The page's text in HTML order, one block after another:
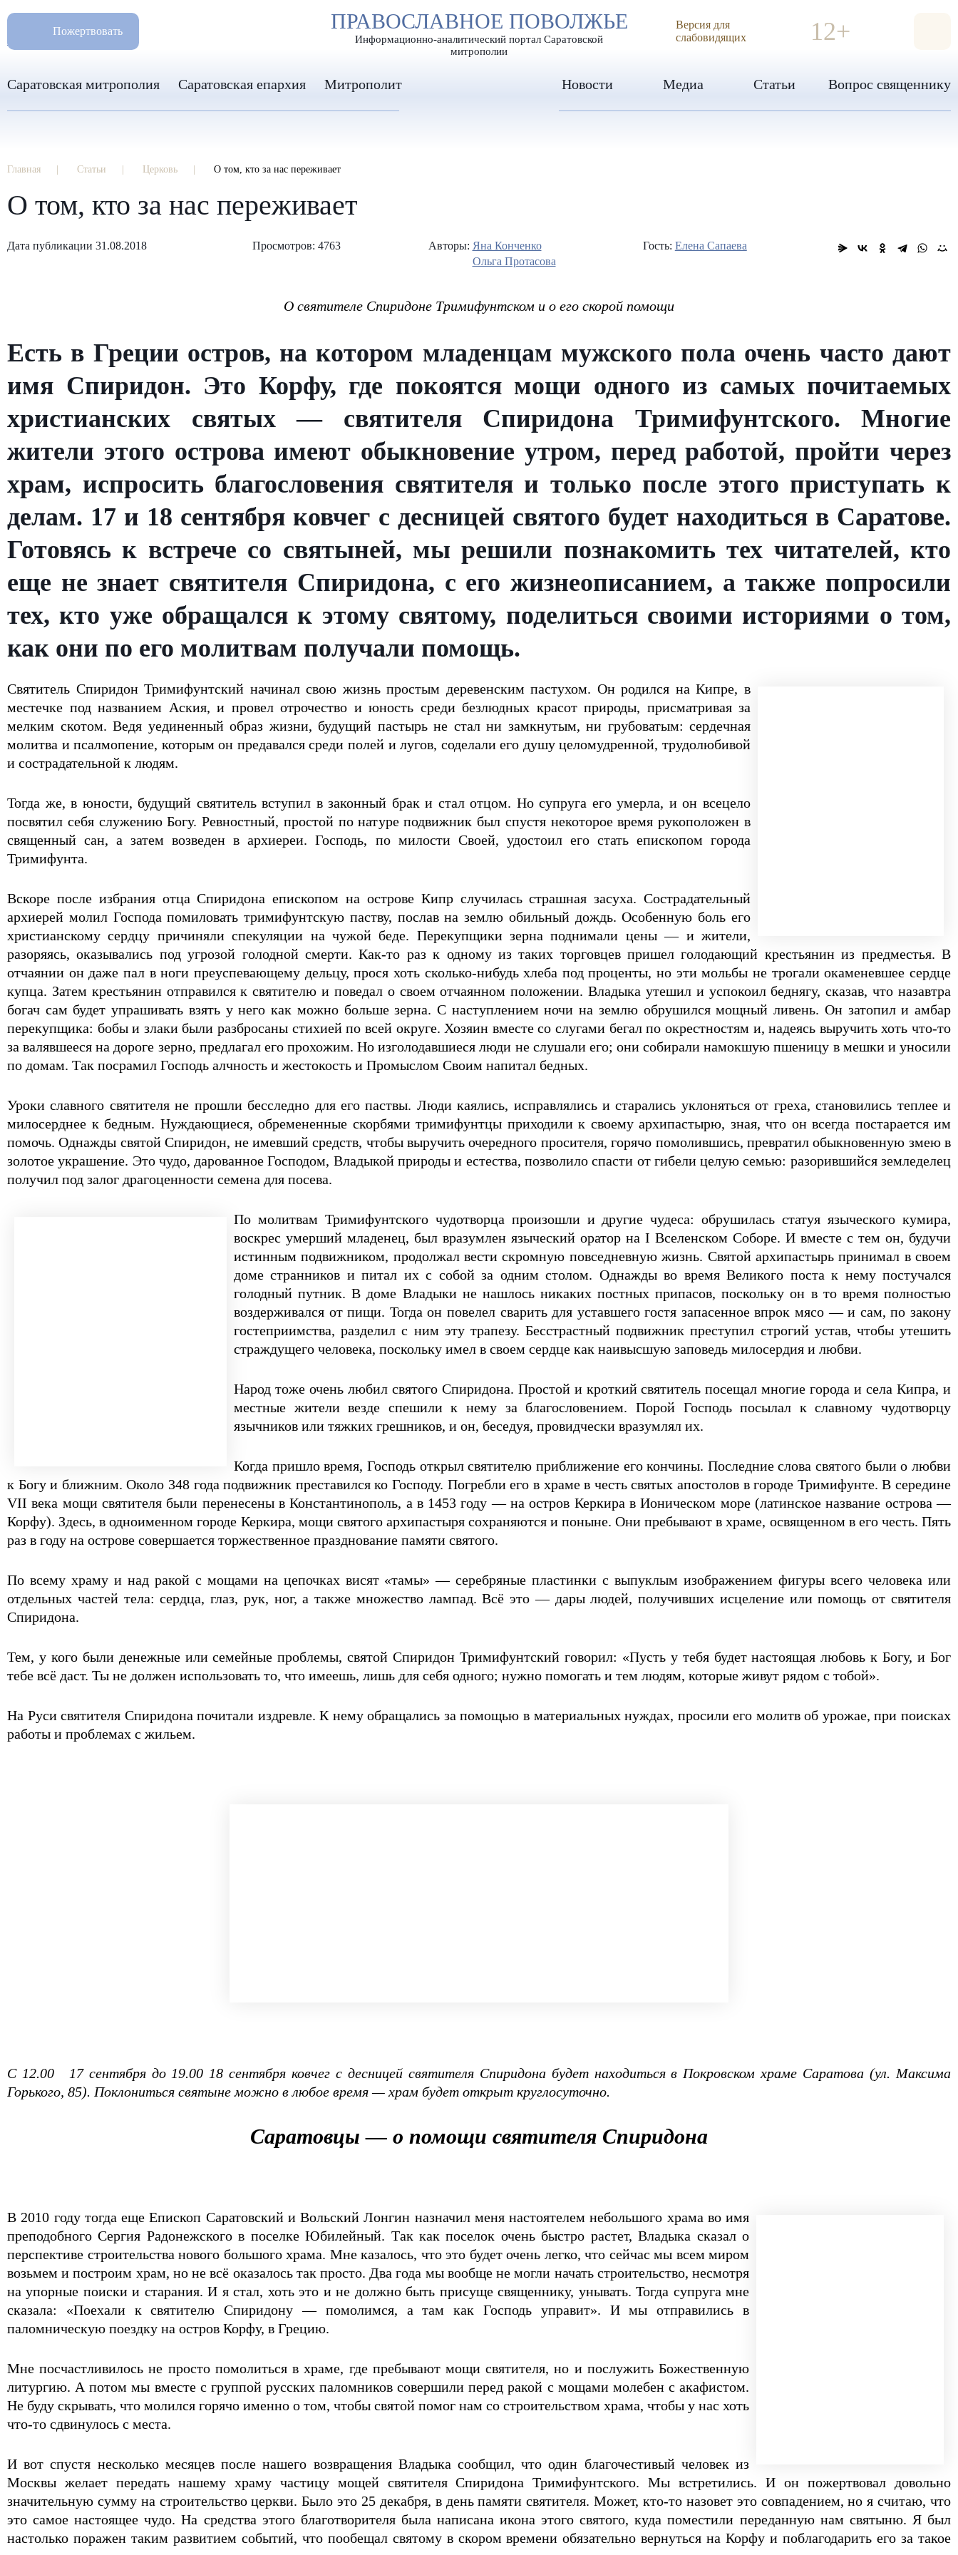
РАЗМЕР ШРИФТА А А А ИЗОБРАЖЕНИЯ
ПРАВОСЛАВНОЕ ПОВОЛЖЬЕ
Информационно-аналитический портал Саратовской
митрополии
Пожертвовать
8 960 346 31 04
info-sar@mail.ru
Версия для
слабовидящих
12+
Саратовская митрополия Саратовская епархия Митрополит Новости Медиа Статьи Вопрос священнику
Главная Статьи Церковь О том, кто за нас переживает
О том, кто за нас переживает
Дата публикации 31.08.2018 Просмотров: 4763 Авторы: Яна Конченко
Ольга Протасова
Гость: Елена Сапаева
О святителе Спиридоне Тримифунтском и о его скорой помощи
Есть в Греции остров, на котором младенцам мужского пола очень часто дают
имя Спиридон. Это Корфу, где покоятся мощи одного из самых почитаемых
христианских святых — святителя Спиридона Тримифунтского. Многие
жители этого острова имеют обыкновение утром, перед работой, пройти через
храм, испросить благословения святителя и только после этого приступать к
делам. 17 и 18 сентября ковчег с десницей святого будет находиться в Саратове.
Готовясь к встрече со святыней, мы решили познакомить тех читателей, кто
еще не знает святителя Спиридона, с его жизнеописанием, а также попросили
тех, кто уже обращался к этому святому, поделиться своими историями о том,
как они по его молитвам получали помощь.
Святитель Спиридон Тримифунтский начинал свою жизнь простым деревенским пастухом. Он родился на Кипре, в
местечке под названием Аския, и провел отрочество и юность среди безлюдных красот природы, присматривая за
мелким скотом. Ведя уединенный образ жизни, будущий пастырь не стал ни замкнутым, ни грубоватым: сердечная
молитва и псалмопение, которым он предавался среди полей и лугов, соделали его душу целомудренной, трудолюбивой
и сострадательной к людям.
Тогда же, в юности, будущий святитель вступил в законный брак и стал отцом. Но супруга его умерла, и он всецело
посвятил себя служению Богу. Ревностный, простой по натуре подвижник был спустя некоторое время рукоположен в
священный сан, а затем возведен в архиереи. Господь, по милости Своей, удостоил его стать епископом города
Тримифунта.
Вскоре после избрания отца Спиридона епископом на острове Кипр случилась страшная засуха. Сострадательный
архиерей молил Господа помиловать тримифунтскую паству, послав на землю обильный дождь. Особенную боль его
христианскому сердцу причиняли спекуляции на чужой беде. Перекупщики зерна поднимали цены — и жители,
разоряясь, оказывались под угрозой голодной смерти. Как-то раз к одному из таких торговцев пришел голодающий крестьянин из предместья. В
отчаянии он даже пал в ноги преуспевающему дельцу, прося хоть сколько-нибудь хлеба под проценты, но эти мольбы не трогали окаменевшее сердце
купца. Затем крестьянин отправился к святителю и поведал о своем отчаянном положении. Владыка утешил и успокоил беднягу, сказав, что назавтра
богач сам будет упрашивать взять у него как можно больше зерна. С наступлением ночи на землю обрушился мощный ливень. Он затопил и амбар
перекупщика: бобы и злаки были разбросаны стихией по всей округе. Хозяин вместе со слугами бегал по окрестностям и, надеясь выручить хоть что-то
за валявшееся на дороге зерно, предлагал его прохожим. Но изголодавшиеся люди не слушали его; они собирали намокшую пшеницу в мешки и уносили
по домам. Так посрамил Господь алчность и жестокость и Промыслом Своим напитал бедных.
Уроки славного святителя не прошли бесследно для его паствы. Люди каялись, исправлялись и старались уклоняться от греха, становились теплее и
милосерднее к бедным. Нуждающиеся, обремененные скорбями тримифунтцы приходили к своему архипастырю, зная, что он всегда постарается им
помочь. Однажды святой Спиридон, не имевший средств, чтобы выручить очередного просителя, горячо помолившись, превратил обыкновенную змею в
золотое украшение. Это чудо, дарованное Господом, Владыкой природы и естества, позволило спасти от гибели целую семью: разорившийся земледелец
получил под залог драгоценности семена для посева.
По молитвам Тримифунтского чудотворца произошли и другие чудеса: обрушилась статуя языческого кумира,
воскрес умерший младенец, был вразумлен языческий оратор на I Вселенском Соборе. И вместе с тем он, будучи
истинным подвижником, продолжал вести скромную повседневную жизнь. Святой архипастырь принимал в своем
доме странников и питал их с собой за одним столом. Однажды во время Великого поста к нему постучался
голодный путник. В доме Владыки не нашлось никаких постных припасов, поскольку он в то время полностью
воздерживался от пищи. Тогда он повелел сварить для уставшего гостя запасенное впрок мясо — и сам, по закону
гостеприимства, разделил с ним эту трапезу. Бесстрастный подвижник преступил строгий устав, чтобы утешить
страждущего человека, поскольку имел в своем сердце как наивысшую заповедь милосердия и любви.
Народ тоже очень любил святого Спиридона. Простой и кроткий святитель посещал многие города и села Кипра, и
местные жители везде спешили к нему за благословением. Порой Господь посылал к славному чудотворцу
язычников или тяжких грешников, и он, беседуя, провидчески вразумлял их.
Когда пришло время, Господь открыл святителю приближение его кончины. Последние слова святого были о любви
к Богу и ближним. Около 348 года подвижник преставился ко Господу. Погребли его в храме в честь святых апостолов в городе Тримифунте. В середине
VII века мощи святителя были перенесены в Константинополь, а в 1453 году — на остров Керкира в Ионическом море (латинское название острова —
Корфу). Здесь, в одноименном городе Керкира, мощи святого архипастыря сохраняются и поныне. Они пребывают в храме, освященном в его честь. Пять
раз в году на острове совершается торжественное празднование памяти святого.
По всему храму и над ракой с мощами на цепочках висят «тамы» — серебряные пластинки с выпуклым изображением фигуры всего человека или
отдельных частей тела: сердца, глаз, рук, ног, а также множество лампад. Всё это — дары людей, получивших исцеление или помощь от святителя
Спиридона.
Тем, у кого были денежные или семейные проблемы, святой Спиридон Тримифунтский говорил: «Пусть у тебя будет настоящая любовь к Богу, и Бог
тебе всё даст. Ты не должен использовать то, что имеешь, лишь для себя одного; нужно помогать и тем людям, которые живут рядом с тобой».
На Руси святителя Спиридона почитали издревле. К нему обращались за помощью в материальных нуждах, просили его молитв об урожае, при поисках
работы и проблемах с жильем.
С 12.00
17 сентября до 19.00 18 сентября ковчег с десницей святителя Спиридона будет находиться в Покровском храме Саратова (ул. Максима
Горького, 85). Поклониться святыне можно в любое время — храм будет открыт круглосуточно.
Саратовцы — о помощи святителя Спиридона
В 2010 году тогда еще Епископ Саратовский и Вольский Лонгин назначил меня настоятелем небольшого храма во имя
преподобного Сергия Радонежского в поселке Юбилейный. Так как поселок очень быстро растет, Владыка сказал о
перспективе строительства нового большого храма. Мне казалось, что это будет очень легко, что сейчас мы всем миром
возьмем и построим храм, но не всё оказалось так просто. Два года мы вообще не могли начать строительство, несмотря
на упорные поиски и старания. И я стал, хоть это и не должно быть присуще священнику, унывать. Тогда супруга мне
сказала: «Поехали к святителю Спиридону — помолимся, а там как Господь управит». И мы отправились в
паломническую поездку на остров Корфу, в Грецию.
Мне посчастливилось не просто помолиться в храме, где пребывают мощи святителя, но и послужить Божественную
литургию. А потом мы вместе с группой русских паломников совершили перед ракой с мощами молебен с акафистом.
Не буду скрывать, что молился горячо именно о том, чтобы святой помог нам со строительством храма, чтобы у нас хоть
что-то сдвинулось с места.
И вот спустя несколько месяцев после нашего возвращения Владыка сообщил, что один благочестивый человек из
Москвы желает передать нашему храму частицу мощей святителя Спиридона Тримифунтского. Мы встретились. И он пожертвовал довольно
значительную сумму на строительство церкви. Было это 25 декабря, в день памяти святителя. Может, кто-то назовет это совпадением, но я считаю, что
это самое настоящее чудо. На средства этого благотворителя была написана икона этого святого, куда поместили переданную нам святыню. Я был
настолько поражен таким развитием событий, что по­обещал святому в скором времени обязательно вернуться на Корфу и поблагодарить его за такое